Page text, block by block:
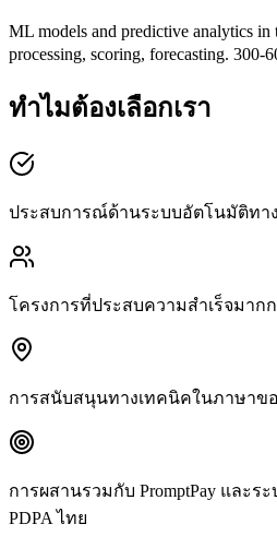
ML models and predictive analytics
processing, scoring, forecasting. 300-
ทำไมต้องเลือกเรา
ประสบการณ์ด้านระบบอัตโนมัติทา
โครงการที่ประสบความสำเร็จมาก
การสนับสนุนทางเทคนิคในภาษาข
การผสานรวมกับ PromptPay และร
PDPA ไทย